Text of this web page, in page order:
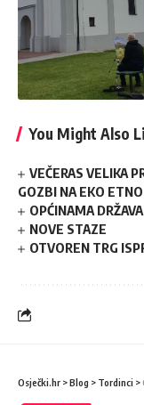
You Might Also
VEČERAS VELIKA
GOZBI NA EKO
OPĆINAMA
NOVE STAZE
OTVOREN TRG
Osječki.hr >Blog > Tordinci >